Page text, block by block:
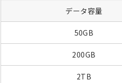
データ容量
50GB
200GB
2TB